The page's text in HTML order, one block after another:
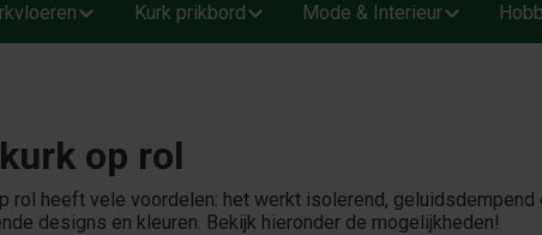
Kurk prikbord Mode & Interieur
op rol
rol heeft vele voordelen: het werkt isolerend,
designs en kleuren. Bekijk hieronder de mogelijkheden!